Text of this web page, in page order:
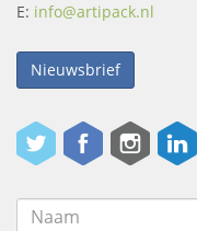
E: info@artipack.nl
Nieuwsbrief